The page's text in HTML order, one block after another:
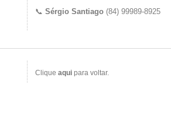
📞 Sérgio Santiago (84) 99989-8925
Clique aqui para voltar.